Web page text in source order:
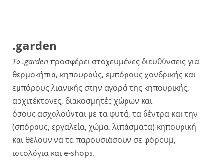
.garden
Το .gardenπροσφέρει στοχευμένες διευθύνσεις για
θερμοκήπια, κηπουρούς, εμπόρους χονδρικής και
εμπόρους λιανικής στην αγορά της κηπουρικής,
αρχιτέκτονες, διακοσμητές χώρων και
όσους ασχολούνται με τα φυτά, τα δέντρα και την
(σπόρους, εργαλεία, χώμα, λιπάσματα) κηπουρική
και θέλουν να τα παρουσιάσουν σε φόρουμ,
ιστολόγια και e-shops.